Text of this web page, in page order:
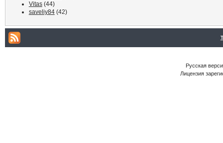
Vitas(44)
saveliy84(42)
Русская
Лицензия